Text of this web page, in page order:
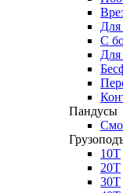
С
Для
Пандусы
10Т
20Т
30Т